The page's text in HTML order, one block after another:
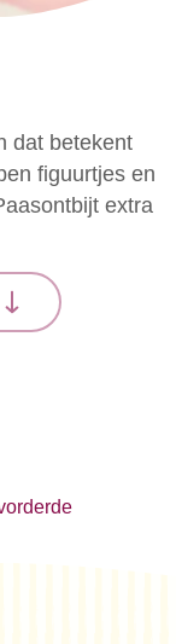
dat betekent
figuurtjes en
extra